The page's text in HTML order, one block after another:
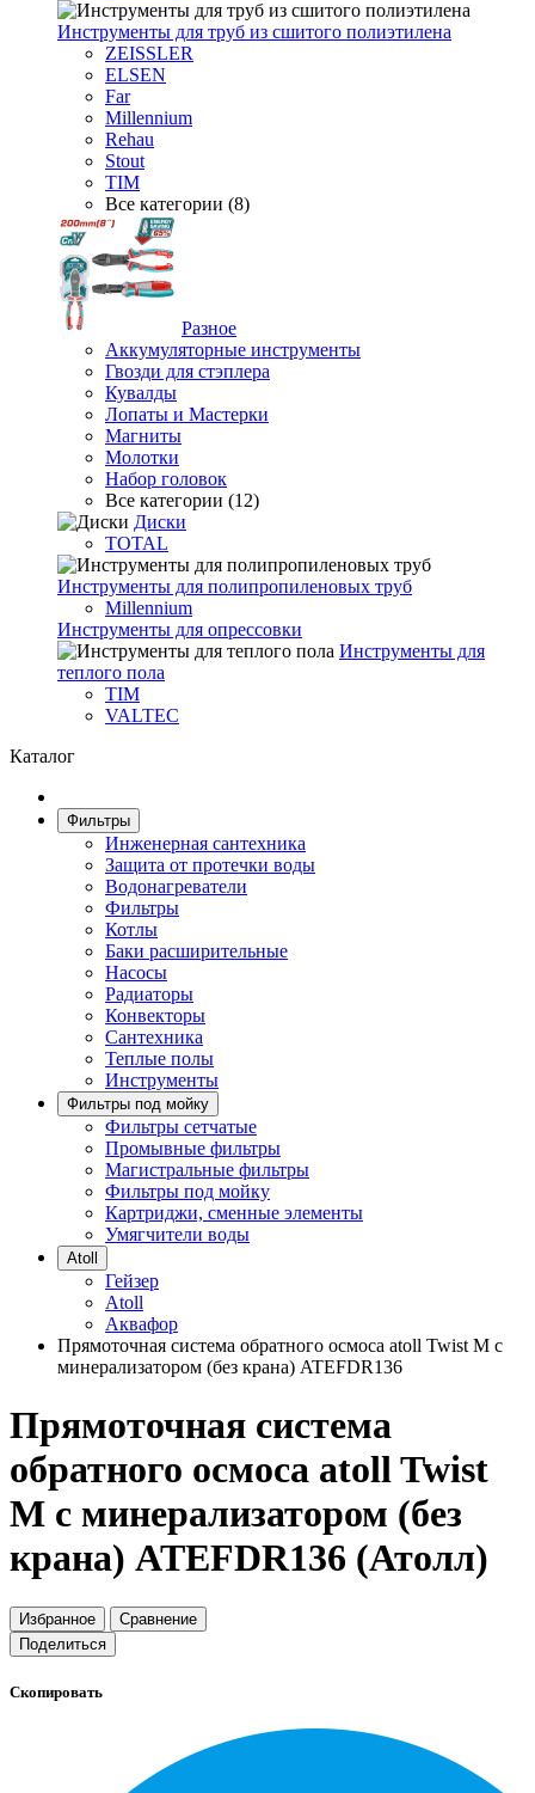
Инструменты для труб из сшитого полиэтилена
ZEISSLER
ELSEN
Far
Millennium
Rehau
Stout
TIM
Все категории (8)
Разное
Аккумуляторные инструменты
Гвозди для стэплера
Кувалды
Лопаты и Мастерки
Магниты
Молотки
Набор головок
Все категории (12)
Диски
TOTAL
Инструменты для полипропиленовых труб
Millennium
Инструменты для опрессовки
Инструменты для
теплого пола
TIM
VALTEC
Каталог
Фильтры
Инженерная сантехника
Защита от протечки воды
Водонагреватели
Фильтры
Котлы
Баки расширительные
Насосы
Радиаторы
Конвекторы
Сантехника
Теплые полы
Инструменты
Фильтры под мойку
Фильтры сетчатые
Промывные фильтры
Магистральные фильтры
Фильтры под мойку
Картриджи, сменные элементы
Умягчители воды
Atoll
Гейзер
Atoll
Аквафор
Прямоточная система обратного осмоса atoll Twist M c
минерализатором (без крана) ATEFDR136
Прямоточная система
обратного осмоса atoll Twist
M c минерализатором (без
крана) ATEFDR136 (Атолл)
Избранное
Сравнение
Поделиться
Скопировать